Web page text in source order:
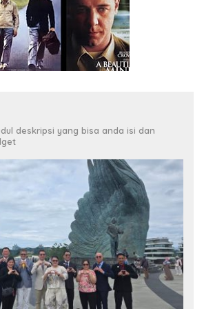
deskripsi yang bisa anda isi dan